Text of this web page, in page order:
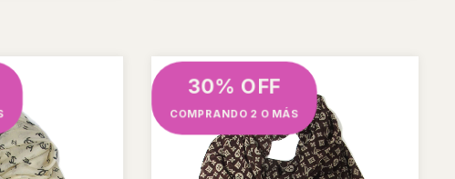
30% OFF
COMPRANDO 2 O MÁS